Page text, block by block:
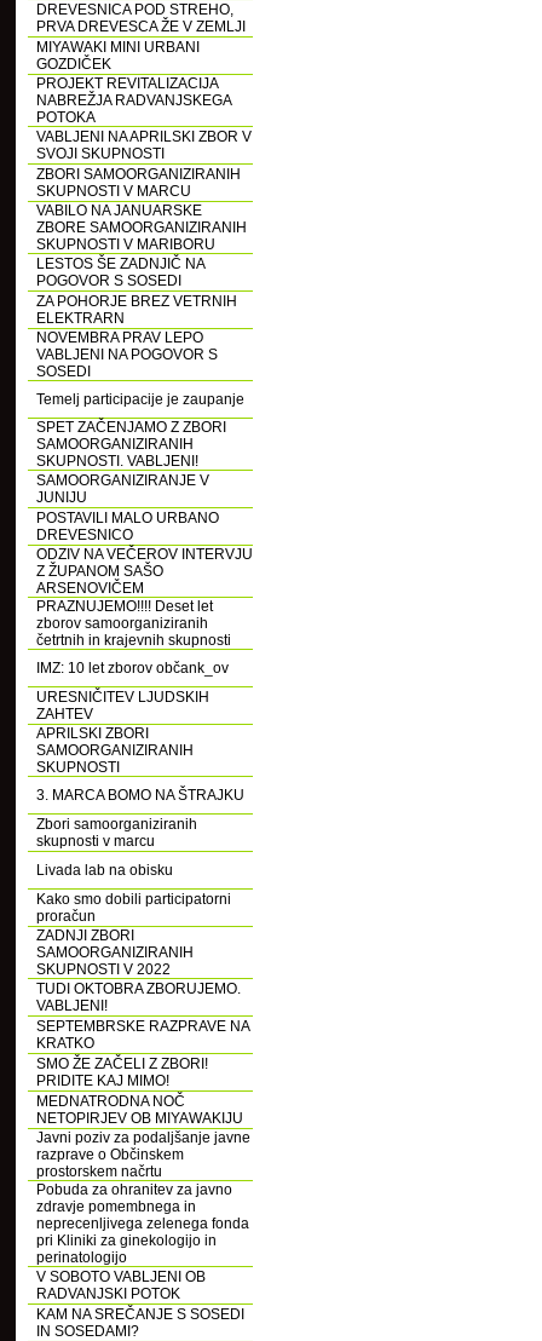
DREVESNICA POD STREHO,
PRVA DREVESCA ŽE V ZEMLJI
MIYAWAKI MINI URBANI
GOZDIČEK
PROJEKT REVITALIZACIJA
NABREŽJA RADVANJSKEGA
POTOKA
VABLJENI NA APRILSKI ZBOR V
SVOJI SKUPNOSTI
ZBORI SAMOORGANIZIRANIH
SKUPNOSTI V MARCU
VABILO NA JANUARSKE
ZBORE SAMOORGANIZIRANIH
SKUPNOSTI V MARIBORU
LESTOS ŠE ZADNJIČ NA
POGOVOR S SOSEDI
ZA POHORJE BREZ VETRNIH
ELEKTRARN
NOVEMBRA PRAV LEPO
VABLJENI NA POGOVOR S
SOSEDI
Temelj participacije je zaupanje
SPET ZAČENJAMO Z ZBORI
SAMOORGANIZIRANIH
SKUPNOSTI. VABLJENI!
SAMOORGANIZIRANJE V
JUNIJU
POSTAVILI MALO URBANO
DREVESNICO
ODZIV NA VEČEROV INTERVJU
Z ŽUPANOM SAŠO
ARSENOVIČEM
PRAZNUJEMO!!!! Deset let
zborov samoorganiziranih
četrtnih in krajevnih skupnosti
IMZ: 10 let zborov občank_ov
URESNIČITEV LJUDSKIH
ZAHTEV
APRILSKI ZBORI
SAMOORGANIZIRANIH
SKUPNOSTI
3. MARCA BOMO NA ŠTRAJKU
Zbori samoorganiziranih
skupnosti v marcu
Livada lab na obisku
Kako smo dobili participatorni
proračun
ZADNJI ZBORI
SAMOORGANIZIRANIH
SKUPNOSTI V 2022
TUDI OKTOBRA ZBORUJEMO.
VABLJENI!
SEPTEMBRSKE RAZPRAVE NA
KRATKO
SMO ŽE ZAČELI Z ZBORI!
PRIDITE KAJ MIMO!
MEDNATRODNA NOČ
NETOPIRJEV OB MIYAWAKIJU
Javni poziv za podaljšanje javne
razprave o Občinskem
prostorskem načrtu
Pobuda za ohranitev za javno
zdravje pomembnega in
neprecenljivega zelenega fonda
pri Kliniki za ginekologijo in
perinatologijo
V SOBOTO VABLJENI OB
RADVANJSKI POTOK
KAM NA SREČANJE S SOSEDI
IN SOSEDAMI?